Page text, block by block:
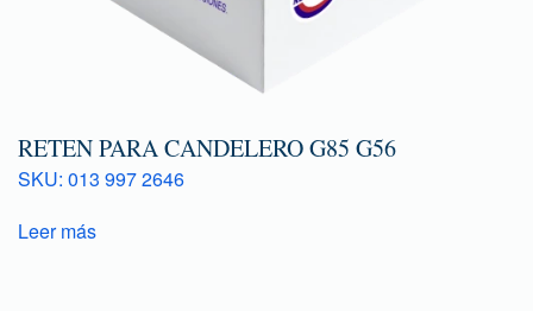
RETEN PARA CANDELERO G85 G56
SKU: 013 997 2646
Leer más